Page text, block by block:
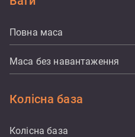
Повна маса
Маса без навантаження
Колісна база
Колісна база